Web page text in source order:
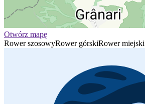
Otwórz mapę
Rower szosowyRower górskiRower miejski